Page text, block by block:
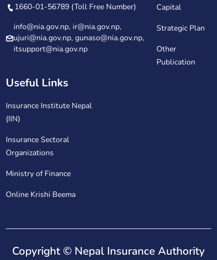
1660-01-56789 (Toll Free Number)
info@nia.gov.np, ir@nia.gov.np,
ujuri@nia.gov.np, gunaso@nia.gov.np,
itsupport@nia.gov.np
Capital
Strategic Plan
Other
Publication
Useful Links
Insurance Institute Nepal
(IIN)
Insurance Sectoral
Organizations
Ministry of Finance
Online Krishi Beema
Copyright © Nepal Insurance Authority